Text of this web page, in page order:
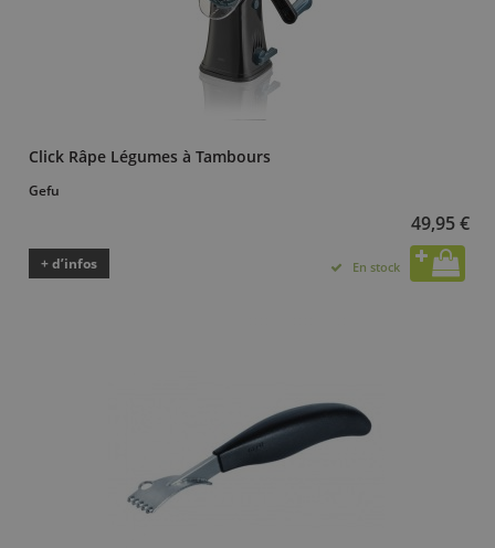
Click Râpe Légumes à Tambours
Gefu
49,95 €
+ d’infos En stock